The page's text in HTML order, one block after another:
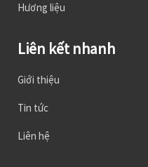
Hương liệu
Liên kết nhanh
Giới thiệu
Tin tức
Liên hệ